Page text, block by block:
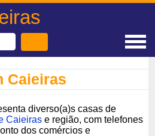
Caieiras
diverso(a)s casas de
Caieiras e região, com telefones
dos comércios e